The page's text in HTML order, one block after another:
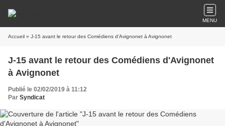
MENU
Accueil » J-15 avant le retour des Comédiens d'Avignonet à Avignonet
J-15 avant le retour des Comédiens d'Avignonet
à Avignonet
Publié le 02/02/2019 à 11:12
Par Syndicat